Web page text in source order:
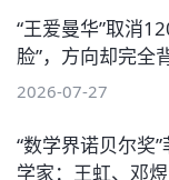
“王爱曼华”取消
脸”，方向却完全
2026-07-27
“数学界诺贝尔奖
学家：王虹、邓煜